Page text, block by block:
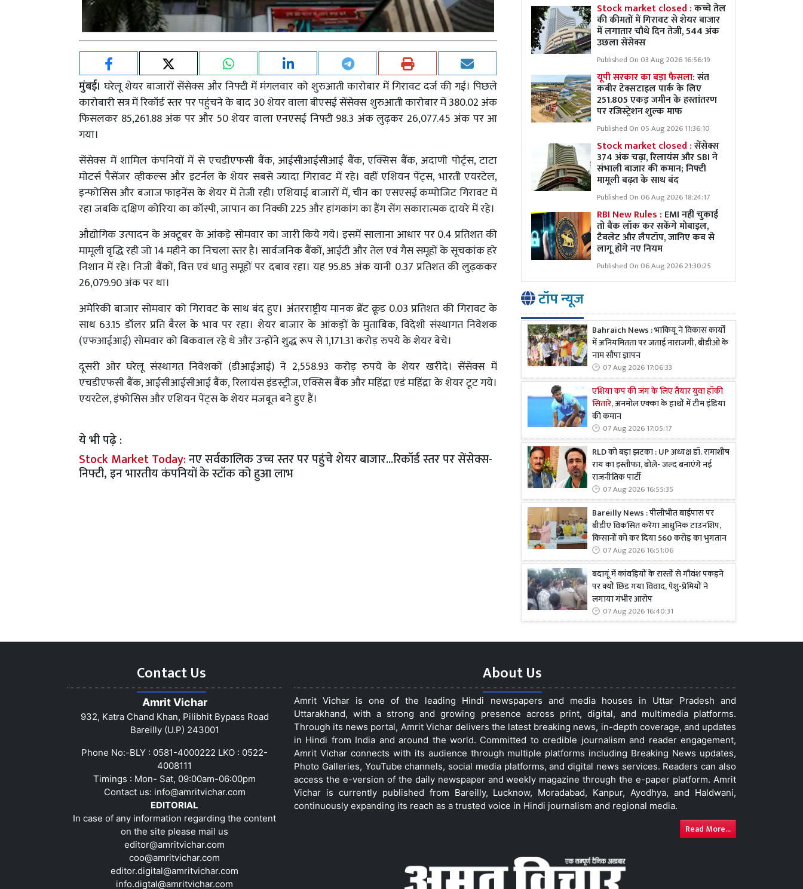
मुंबई।घरेलू शेयर बाजारों सेंसेक्स और निफ्टी में मंगलवार को शुरुआती कारोबार में गिरावट दर्ज की गई। पिछले
कारोबारी सत्र में रिकॉर्ड स्तर पर पहुंचने के बाद 30 शेयर वाला बीएसई सेंसेक्स शुरुआती कारोबार में 380.02 अंक
फिसलकर 85,261.88 अंक पर और 50 शेयर वाला एनएसई निफ्टी 98.3 अंक लुढ़कर 26,077.45 अंक पर आ
गया।
सेंसेक्स में शामिल कंपनियों में से एचडीएफसी बैंक, आईसीआईसीआई बैंक, एक्सिस बैंक, अदाणी पोर्ट्स, टाटा
मोटर्स पैसेंजर व्हीकल्स और इटर्नल के शेयर सबसे ज्यादा गिरावट में रहे। वहीं एशियन पेंट्स, भारती एयरटेल,
इन्फोसिस और बजाज फाइनेंस के शेयर में तेजी रही। एशियाई बाजारों में, चीन का एसएसई कम्पोजिट गिरावट में
रहा जबकि दक्षिण कोरिया का कॉस्पी, जापान का निक्की 225 और हांगकांग का हैंग सेंग सकारात्मक दायरे में रहे।
औद्योगिक उत्पादन के अक्टूबर के आंकड़े सोमवार का जारी किये गये। इसमें सालाना आधार पर 0.4 प्रतिशत की
मामूली वृद्धि रही जो 14 महीने का निचला स्तर है। सार्वजनिक बैंकों, आईटी और तेल एवं गैस समूहों के सूचकांक हरे
निशान में रहे। निजी बैंकों, वित्त एवं धातु समूहों पर दबाव रहा। यह 95.85 अंक यानी 0.37 प्रतिशत की लुढ़ककर
26,079.90 अंक पर था।
अमेरिकी बाजार सोमवार को गिरावट के साथ बंद हुए। अंतरराष्ट्रीय मानक ब्रेंट क्रूड 0.03 प्रतिशत की गिरावट के
साथ 63.15 डॉलर प्रति बैरल के भाव पर रहा। शेयर बाजार के आंकड़ों के मुताबिक, विदेशी संस्थागत निवेशक
(एफआईआई) सोमवार को बिकवाल रहे थे और उन्होंने शुद्ध रूप से 1,171.31 करोड़ रुपये के शेयर बेचे।
दूसरी ओर घरेलू संस्थागत निवेशकों (डीआईआई) ने 2,558.93 करोड़ रुपये के शेयर खरीदे। सेंसेक्स में
एचडीएफसी बैंक, आईसीआईसीआई बैंक, रिलायंस इंडस्ट्रीज, एक्सिस बैंक और महिंद्रा एडं महिंद्रा के शेयर टूट गये।
एयरटेल, इंफोसिस और एशियन पेंट्स के शेयर मजबूत बने हुए हैं।
ये भी पढ़े :
Stock Market Today:नए सर्वकालिक उच्च स्तर पर पहुंचे शेयर बाजार...रिकॉर्ड स्तर पर सेंसेक्स-
निफ्टी, इन भारतीय कंपनियों के स्टॉक को हुआ लाभ
Stock market closed :कच्चे तेल
की कीमतों में गिरावट से शेयर बाजार
में लगातार चौथे दिन तेजी, 544 अंक
उछला सेंसेक्स
Published On 03 Aug 2026 16:56:19
यूपी सरकार का बड़ा फैसला:संत
कबीर टेक्सटाइल पार्क के लिए
251.805 एकड़ जमीन के हस्तांतरण
पर रजिस्ट्रेशन शुल्क माफ
Published On 05 Aug 2026 11:36:10
Stock market closed :सेंसेक्स
374 अंक चढ़ा, रिलायंस और SBI ने
संभाली बाजार की कमान; निफ्टी
मामूली बढ़त के साथ बंद
Published On 06 Aug 2026 18:24:17
RBI New Rules : EMI नहीं चुकाई
तो बैंक लॉक कर सकेंगे मोबाइल,
टैबलेट और लैपटॉप, जानिए कब से
लागू होंगे नए नियम
Published On 06 Aug 2026 21:30:25
टॉप न्यूज
Bahraich News : भाकियू ने विकास कार्यों
में अनियमितता पर जताई नाराजगी, बीडीओ के
नाम सौंपा ज्ञापन
07 Aug 2026 17:06:33
एशिया कप की जंग के लिए तैयार युवा हॉकी
सितारे,अनमोल एक्का के हाथों में टीम इंडिया
की कमान
07 Aug 2026 17:05:17
RLD को बड़ा झटका : UP अध्यक्ष डॉ. रामाशीष
राय का इस्तीफा, बोले- जल्द बनाएंगे नई
राजनीतिक पार्टी
07 Aug 2026 16:55:35
Bareilly News : पीलीभीत बाईपास पर
बीडीए विकसित करेगा आधुनिक टाउनशिप,
किसानों को कर दिया 560 करोड़ का भुगतान
07 Aug 2026 16:51:06
बदायूं में कांवड़ियों के रास्तों से गौवंश पकड़ने
पर क्यों छिड़ गया विवाद, पेशु-प्रेमियों ने
लगाया गंभीर आरोप
07 Aug 2026 16:40:31
Contact Us
Amrit Vichar
932, Katra Chand Khan, Pilibhit Bypass Road
Bareilly (U.P) 243001
Phone No:-BLY : 0581-4000222 LKO : 0522-
4008111
Timings : Mon- Sat, 09:00am-06:00pm
Contact us: info@amritvichar.com
EDITORIAL
In case of any information regarding the content
on the site please mail us
editor@amritvichar.com
coo@amritvichar.com
editor.digital@amritvichar.com
info.digtal@amritvichar.com
About Us
Amrit Vichar is one of the leading Hindi newspapers and media houses in Uttar Pradesh and
Uttarakhand, with a strong and growing presence across print, digital, and multimedia platforms.
Through its news portal, Amrit Vichar delivers the latest breaking news, in-depth coverage, and updates
in Hindi from India and around the world. Committed to credible journalism and reader engagement,
Amrit Vichar connects with its audience through multiple platforms including Breaking News updates,
Photo Galleries, YouTube channels, social media platforms, and digital news services. Readers can also
access the e-version of the daily newspaper and weekly magazine through the e-paper platform. Amrit
Vichar is currently published from Bareilly, Lucknow, Moradabad, Kanpur, Ayodhya, and Haldwani,
continuously expanding its reach as a trusted voice in Hindi journalism and regional media.
Read More...